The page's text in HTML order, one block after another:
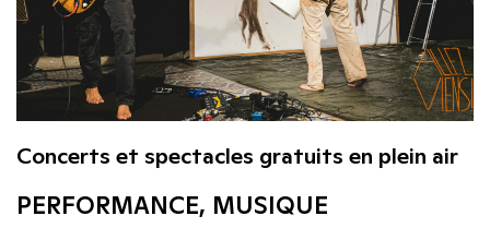
Concerts et spectacles gratuits en plein air
PERFORMANCE, MUSIQUE